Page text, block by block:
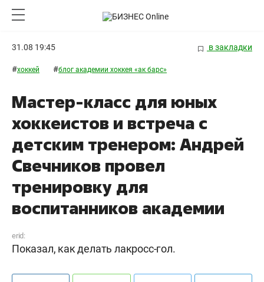
31.08 19:45 в закладки
#хоккей #блог академии хоккея «ак барс»
Мастер-класс для юных
хоккеистов и встреча с
детским тренером: Андрей
Свечников провел
тренировку для
воспитанников академии
erid:
Показал, как делать лакросс-гол.